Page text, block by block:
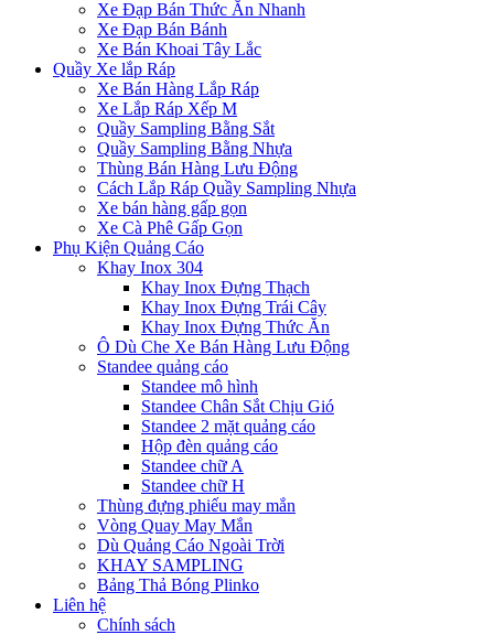
Xe Đạp Bán Thức Ăn Nhanh
Xe Đạp Bán Bánh
Xe Bán Khoai Tây Lắc
Quầy Xe lắp Ráp
Xe Bán Hàng Lắp Ráp
Xe Lắp Ráp Xếp M
Quầy Sampling Bằng Sắt
Quầy Sampling Bằng Nhựa
Thùng Bán Hàng Lưu Động
Cách Lắp Ráp Quầy Sampling Nhựa
Xe bán hàng gấp gọn
Xe Cà Phê Gấp Gọn
Phụ Kiện Quảng Cáo
Khay Inox 304
Khay Inox Đựng Thạch
Khay Inox Đựng Trái Cây
Khay Inox Đựng Thức Ăn
Ô Dù Che Xe Bán Hàng Lưu Động
Standee quảng cáo
Standee mô hình
Standee Chân Sắt Chịu Gió
Standee 2 mặt quảng cáo
Hộp đèn quảng cáo
Standee chữ A
Standee chữ H
Thùng đựng phiếu may mắn
Vòng Quay May Mắn
Dù Quảng Cáo Ngoài Trời
KHAY SAMPLING
Bảng Thả Bóng Plinko
Liên hệ
Chính sách